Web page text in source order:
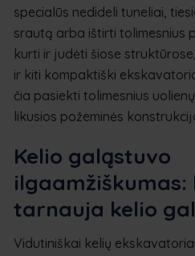
specialūs nedideli tuneliai,
srautą arba ištirti tolimesnius
kurti ir judėti šiose
ir kiti kompaktiški
čia pasiekti tolimesnius
likusios požeminės
Kelio galąstuvo
ilgaamžiškumas:
tarnauja kelio
Vidutiniškai kelių